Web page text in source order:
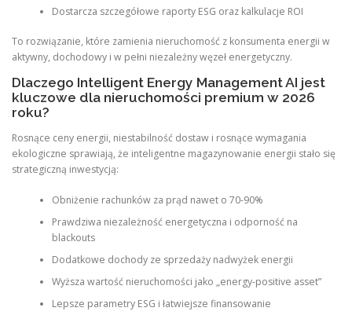
Dostarcza szczegółowe raporty ESG oraz kalkulacje ROI
To rozwiązanie, które zamienia nieruchomość z konsumenta energii w
aktywny, dochodowy i w pełni niezależny węzeł energetyczny.
Dlaczego Intelligent Energy Management AI jest
kluczowe dla nieruchomości premium w 2026
roku?
Rosnące ceny energii, niestabilność dostaw i rosnące wymagania
ekologiczne sprawiają, że inteligentne magazynowanie energii stało się
strategiczną inwestycją:
Obniżenie rachunków za prąd nawet o 70-90%
Prawdziwa niezależność energetyczna i odporność na
blackouts
Dodatkowe dochody ze sprzedaży nadwyżek energii
Wyższa wartość nieruchomości jako „energy-positive asset”
Lepsze parametry ESG i łatwiejsze finansowanie